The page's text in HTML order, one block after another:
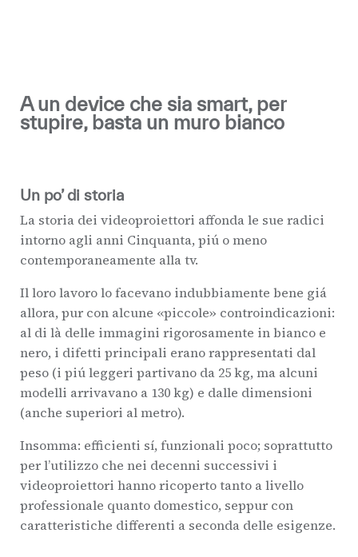
A un device che sia smart, per
stupire, basta un muro bianco
Un po’ di storia
La storia dei videoproiettori affonda le sue radici
intorno agli anni Cinquanta, piú o meno
contemporaneamente alla tv.
Il loro lavoro lo facevano indubbiamente bene giá
allora, pur con alcune «piccole» controindicazioni:
al di là delle immagini rigorosamente in bianco e
nero, i difetti principali erano rappresentati dal
peso (i piú leggeri partivano da 25 kg, ma alcuni
modelli arrivavano a 130 kg) e dalle dimensioni
(anche superiori al metro).
Insomma: efficienti sí, funzionali poco; soprattutto
per l’utilizzo che nei decenni successivi i
videoproiettori hanno ricoperto tanto a livello
professionale quanto domestico, seppur con
caratteristiche differenti a seconda delle esigenze.